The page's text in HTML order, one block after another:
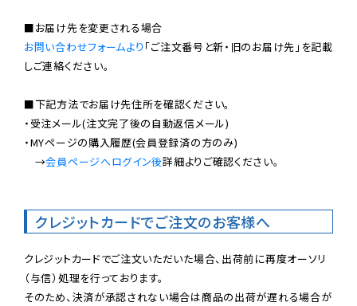
お問い合わせフォームより 「ご注文番号と新・旧のお届け先」を記載
しご連絡ください。
■下記方法でお届け先住所を確認ください。
・受注メール(注文完了後の自動返信メール)
・MYページの購入履歴(会員登録済の方のみ)
→会員ページへログイン後詳細よりご確認ください。
クレジットカードでご注文のお客様へ
クレジットカードでご注文いただいた場合、出荷前に再度オーソリ
（与信）処理を行っております。
そのため、決済が承認されない場合は商品の出荷が遅れる場合が